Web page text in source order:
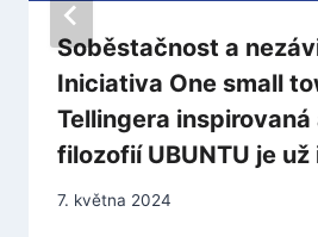
Soběstačnost a
Iniciativa One small
Tellingera
filozofií UBUNTU je už
7. května 2024